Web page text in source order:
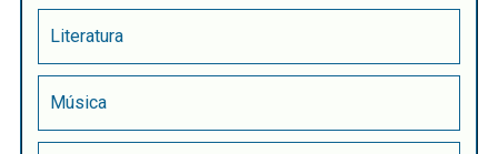
Literatura
Música